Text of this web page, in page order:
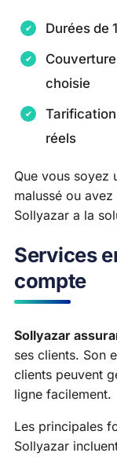
Durées de
choisie
réels
Que vous soyez
malussé ou avez
Sollyazar a la
Services
compte
Sollyazar
ses clients. Son
clients peuvent
ligne facilement.
Les principales
Sollyazar